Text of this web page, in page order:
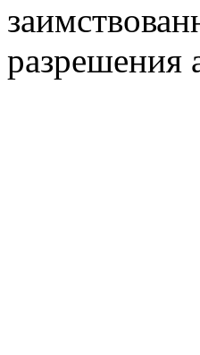
разрешения